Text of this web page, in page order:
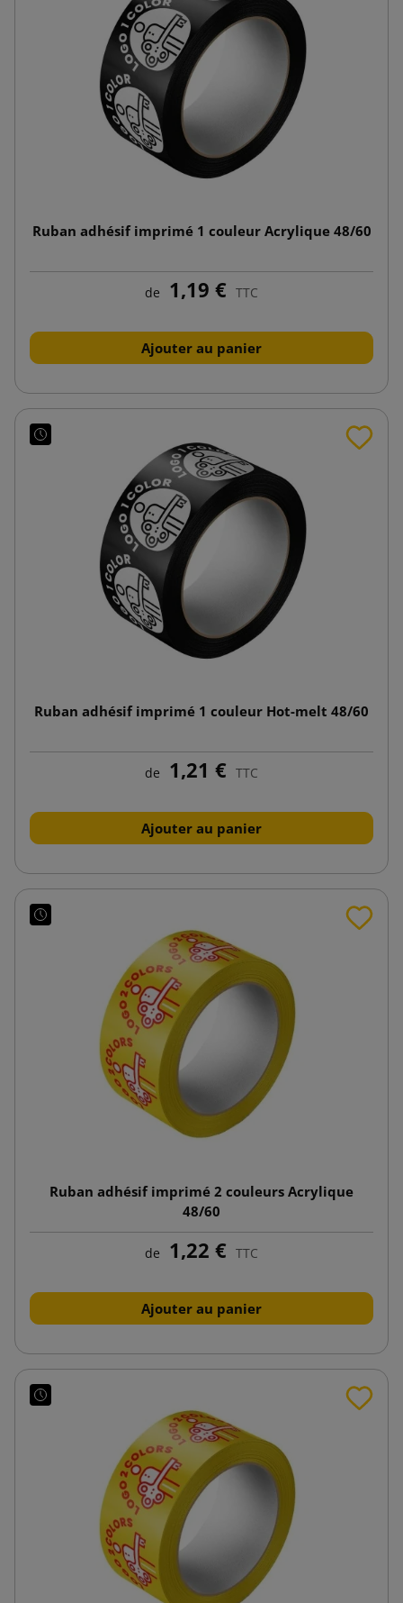
Ruban adhésif imprimé 1 couleur Acrylique 48/60
de 1,19 € TTC
Ajouter au panier
Ruban adhésif imprimé 1 couleur Hot-melt 48/60
de 1,21 € TTC
Ajouter au panier
Ruban adhésif imprimé 2 couleurs Acrylique
48/60
de 1,22 € TTC
Ajouter au panier